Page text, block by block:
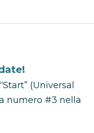
(Universal
numero #3 nella